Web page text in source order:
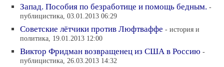
Запад. Пособия по безработице и помощь бедным. -
публицистика, 03.01.2013 06:29
Советские лётчики против Люфтваффе - история и
политика, 19.01.2013 12:00
Виктор Фридман возвращенец из США в Россию -
публицистика, 26.03.2013 14:32